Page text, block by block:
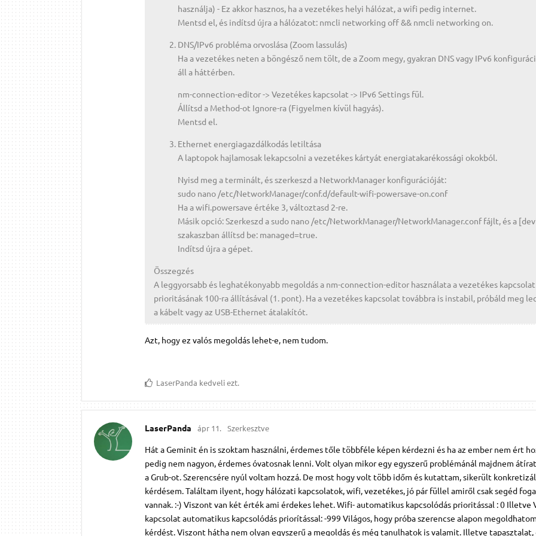
használja) - Ez akkor hasznos, ha a vezetékes helyi hálózat, a wifi pedig internet.
Mentsd el, és indítsd újra a hálózatot: nmcli networking off && nmcli networking on.
DNS/IPv6 probléma orvoslása (Zoom lassulás)
Ha a vezetékes neten a böngésző nem tölt, de a Zoom megy, gyakran DNS vagy IPv6
áll a háttérben.
nm-connection-editor -> Vezetékes kapcsolat -> IPv6 Settings fül.
Állítsd a Method-ot Ignore-ra (Figyelmen kívül hagyás).
Mentsd el.
Ethernet energiagazdálkodás letiltása
A laptopok hajlamosak lekapcsolni a vezetékes kártyát energiatakarékossági okokból.
Nyisd meg a terminált, és szerkeszd a NetworkManager konfigurációját:
sudo nano /etc/NetworkManager/conf.d/default-wifi-powersave-on.conf
Ha a wifi.powersave értéke 3, változtasd 2-re.
Másik opció: Szerkeszd a sudo nano /etc/NetworkManager/NetworkManager.conf fájlt, és a
szakaszban állítsd be: managed=true.
Indítsd újra a gépet.
Összegzés
A leggyorsabb és leghatékonyabb megoldás a nm-connection-editor használata a vezetékes kapcsolat
prioritásának 100-ra állításával (1. pont). Ha a vezetékes kapcsolat továbbra is instabil, próbáld meg
a kábelt vagy az USB-Ethernet átalakítót.
Azt, hogy ez valós megoldás lehet-e, nem tudom.
LaserPanda kedveli ezt.
LaserPanda ápr 11. Szerkesztve
Hát a Geminit én is szoktam használni, érdemes tőle többféle képen kérdezni és ha az ember nem ért
pedig nem nagyon, érdemes óvatosnak lenni. Volt olyan mikor egy egyszerű problémánál majdnem
a Grub-ot. Szerencsére nyúl voltam hozzá. De most hogy volt több időm és kutattam, sikerült
kérdésem. Találtam ilyent, hogy hálózati kapcsolatok, wifi, vezetékes, jó pár füllel amiről csak segéd
vannak. :-) Viszont van két érték ami érdekes lehet. Wifi- automatikus kapcsolódás prioritással : 0 Illetve
kapcsolat automatikus kapcsolódás priorítással: -999 Világos, hogy próba szerencse alapon
kérdést. Viszont hátha nem olyan egyszerű a megoldás és még tanulhatok is valamit. Illetve tapasztalat,